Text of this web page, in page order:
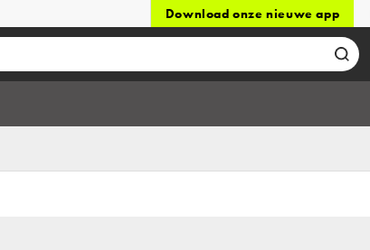
Download onze nieuwe app